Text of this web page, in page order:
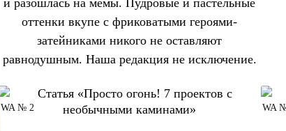
оттенки вкупе с фриковатыми героями-
затейниками никого не оставляют
равнодушным. Наша редакция не исключение.
WA № 2 WA